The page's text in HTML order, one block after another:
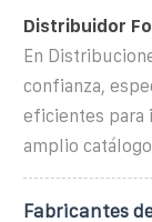
Distribuidor
En
confianza,
eficientes para
amplio
Fabricantes